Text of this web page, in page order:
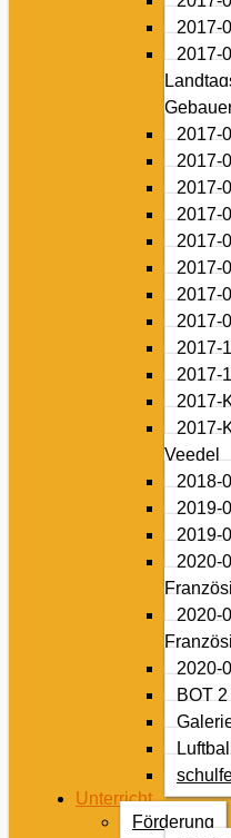
2017-
2017-
2017-
2017-
2017-
2017-
2017-
2017-
2017-
2017-
2017-
2017-
2017-
2017-
Veedel
2018-
2019-
2019-
2020-
2020-
2020-
BOT
Unterricht
Förderung